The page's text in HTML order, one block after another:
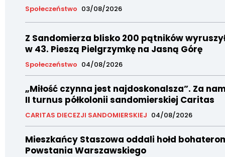
Społeczeństwo 03/08/2026
Z Sandomierza blisko 200 pątników
w 43. Pieszą Pielgrzymkę na Jasną Górę
Społeczeństwo 04/08/2026
„Miłość czynna jest najdoskonalsza”. Za
II turnus półkolonii sandomierskiej Caritas
CARITAS DIECEZJI SANDOMIERSKIEJ 04/08/2026
Mieszkańcy Staszowa oddali hołd
Powstania Warszawskiego